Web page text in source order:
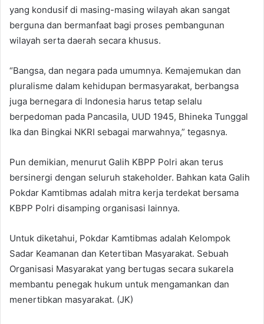
yang kondusif di masing-masing wilayah akan sangat
berguna dan bermanfaat bagi proses pembangunan
wilayah serta daerah secara khusus.
“Bangsa, dan negara pada umumnya. Kemajemukan dan
pluralisme dalam kehidupan bermasyarakat, berbangsa
juga bernegara di Indonesia harus tetap selalu
berpedoman pada Pancasila, UUD 1945, Bhineka Tunggal
Ika dan Bingkai NKRI sebagai marwahnya,” tegasnya.
Pun demikian, menurut Galih KBPP Polri akan terus
bersinergi dengan seluruh stakeholder. Bahkan kata Galih
Pokdar Kamtibmas adalah mitra kerja terdekat bersama
KBPP Polri disamping organisasi lainnya.
Untuk diketahui, Pokdar Kamtibmas adalah Kelompok
Sadar Keamanan dan Ketertiban Masyarakat. Sebuah
Organisasi Masyarakat yang bertugas secara sukarela
membantu penegak hukum untuk mengamankan dan
menertibkan masyarakat. (JK)